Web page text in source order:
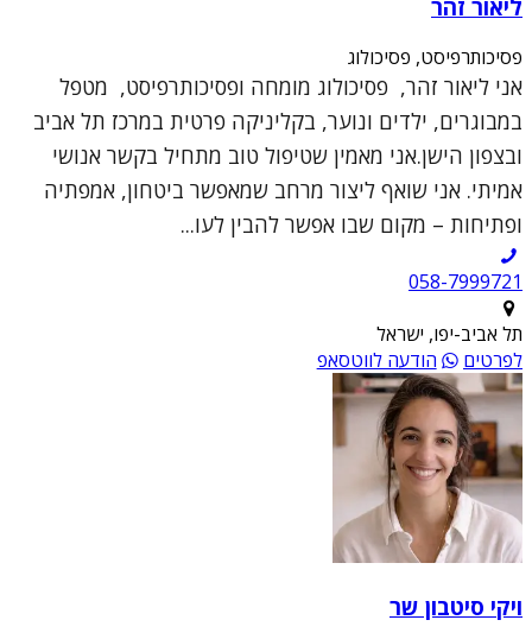
ליאור זהר
פסיכותרפיסט, פסיכולוג
אני ליאור זהר, פסיכולוג מומחה ופסיכותרפיסט, מטפל
במבוגרים, ילדים ונוער, בקליניקה פרטית במרכז תל אביב
ובצפון הישן.אני מאמין שטיפול טוב מתחיל בקשר אנושי
אמיתי. אני שואף ליצור מרחב שמאפשר ביטחון, אמפתיה
ופתיחות – מקום שבו אפשר להבין לעו...
תל אביב-יפו, ישראל
לפרטים
הודעה לווטסאפ
ויקי סיטבון שר